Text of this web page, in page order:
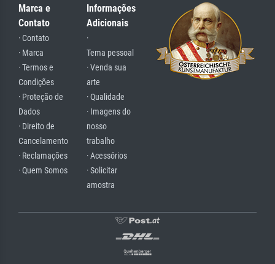
Marca e
Contato
· Contato
· Marca
· Termos e
Condições
· Proteção de
Dados
· Direito de
Cancelamento
· Reclamações
· Quem Somos
Informações
Adicionais
·
Tema pessoal
· Venda sua
arte
· Qualidade
· Imagens do
nosso
trabalho
· Acessórios
· Solicitar
amostra